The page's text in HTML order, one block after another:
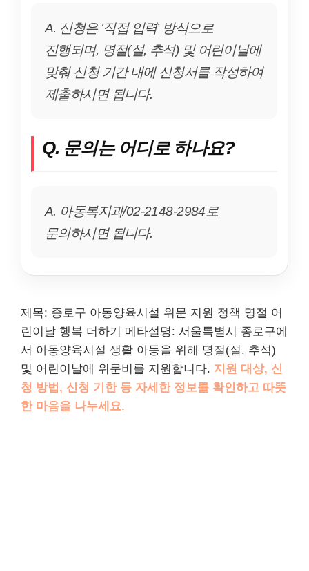
A. 신청은 ‘직접 입력’ 방식으로
진행되며, 명절(설, 추석) 및 어린이날에
맞춰 신청 기간 내에 신청서를 작성하여
제출하시면 됩니다.
Q. 문의는 어디로 하나요?
A. 아동복지과/02-2148-2984로
문의하시면 됩니다.
제목: 종로구 아동양육시설 위문 지원 정책 명절 어
린이날 행복 더하기 메타설명: 서울특별시 종로구에
서 아동양육시설 생활 아동을 위해 명절(설, 추석)
및 어린이날에 위문비를 지원합니다. 지원 대상, 신
청 방법, 신청 기한 등 자세한 정보를 확인하고 따뜻
한 마음을 나누세요.